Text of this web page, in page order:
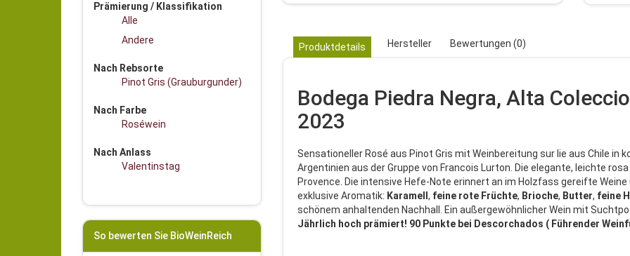
Prämierung / Klassifikation
Alle
Andere
Nach Rebsorte
Pinot Gris (Grauburgunder)
Nach Farbe
Roséwein
Nach Anlass
Valentinstag
So bewerten Sie BioWeinReich
Produktdetails Hersteller Bewertungen (0)
Bodega Piedra Negra, Alta
2023
Sensationeller Rosé aus Pinot Gris mit Weinbereitung sur lie aus Chile in
Argentinien aus der Gruppe von Francois Lurton. Die elegante, leichte
Provence. Die intensive Hefe-Note erinnert an im Holzfass gereifte
exklusive Aromatik: Karamell , feine rote Früchte, Brioche, Butter, feine
schönem anhaltenden Nachhall. Ein außergewöhnlicher Wein mit
Jährlich hoch prämiert! 90 Punkte bei Descorchados ( Führender